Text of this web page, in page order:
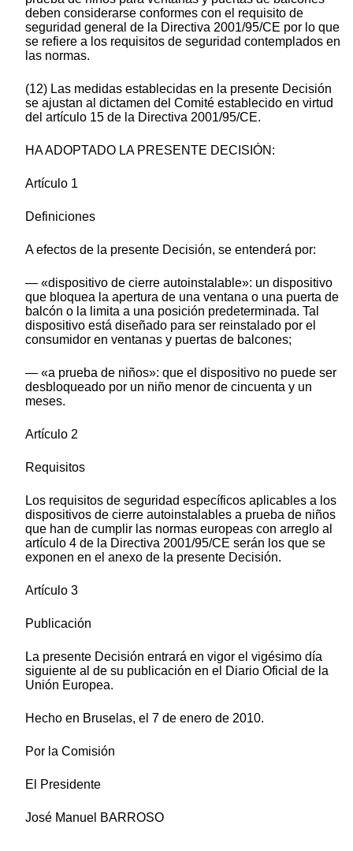
deben considerarse conformes con el requisito de
seguridad general de la Directiva 2001/95/CE por lo que
se refiere a los requisitos de seguridad contemplados en
las normas.
(12) Las medidas establecidas en la presente Decisión
se ajustan al dictamen del Comité establecido en virtud
del artículo 15 de la Directiva 2001/95/CE.
HA ADOPTADO LA PRESENTE DECISIÓN:
Artículo 1
Definiciones
A efectos de la presente Decisión, se entenderá por:
— «dispositivo de cierre autoinstalable»: un dispositivo
que bloquea la apertura de una ventana o una puerta de
balcón o la limita a una posición predeterminada. Tal
dispositivo está diseñado para ser reinstalado por el
consumidor en ventanas y puertas de balcones;
— «a prueba de niños»: que el dispositivo no puede ser
desbloqueado por un niño menor de cincuenta y un
meses.
Artículo 2
Requisitos
Los requisitos de seguridad específicos aplicables a los
dispositivos de cierre autoinstalables a prueba de niños
que han de cumplir las normas europeas con arreglo al
artículo 4 de la Directiva 2001/95/CE serán los que se
exponen en el anexo de la presente Decisión.
Artículo 3
Publicación
La presente Decisión entrará en vigor el vigésimo día
siguiente al de su publicación en el Diario Oficial de la
Unión Europea.
Hecho en Bruselas, el 7 de enero de 2010.
Por la Comisión
El Presidente
José Manuel BARROSO